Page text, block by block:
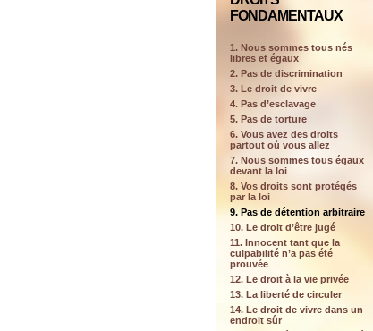
FONDAMENTAUX
1. Nous sommes tous nés
libres et égaux
2. Pas de discrimination
3. Le droit de vivre
4. Pas d’esclavage
5. Pas de torture
6. Vous avez des droits
partout où vous allez
7. Nous sommes tous égaux
devant la loi
8. Vos droits sont protégés
par la loi
9. Pas de détention arbitraire
10. Le droit d’être jugé
11. Innocent tant que la
culpabilité n’a pas été
prouvée
12. Le droit à la vie privée
13. La liberté de circuler
14. Le droit de vivre dans un
endroit sûr